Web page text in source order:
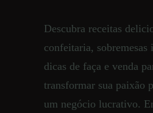
Descubra receitas
confeitaria, sobremesas
dicas de faça e venda
transformar sua paixão
um negócio lucrativo.